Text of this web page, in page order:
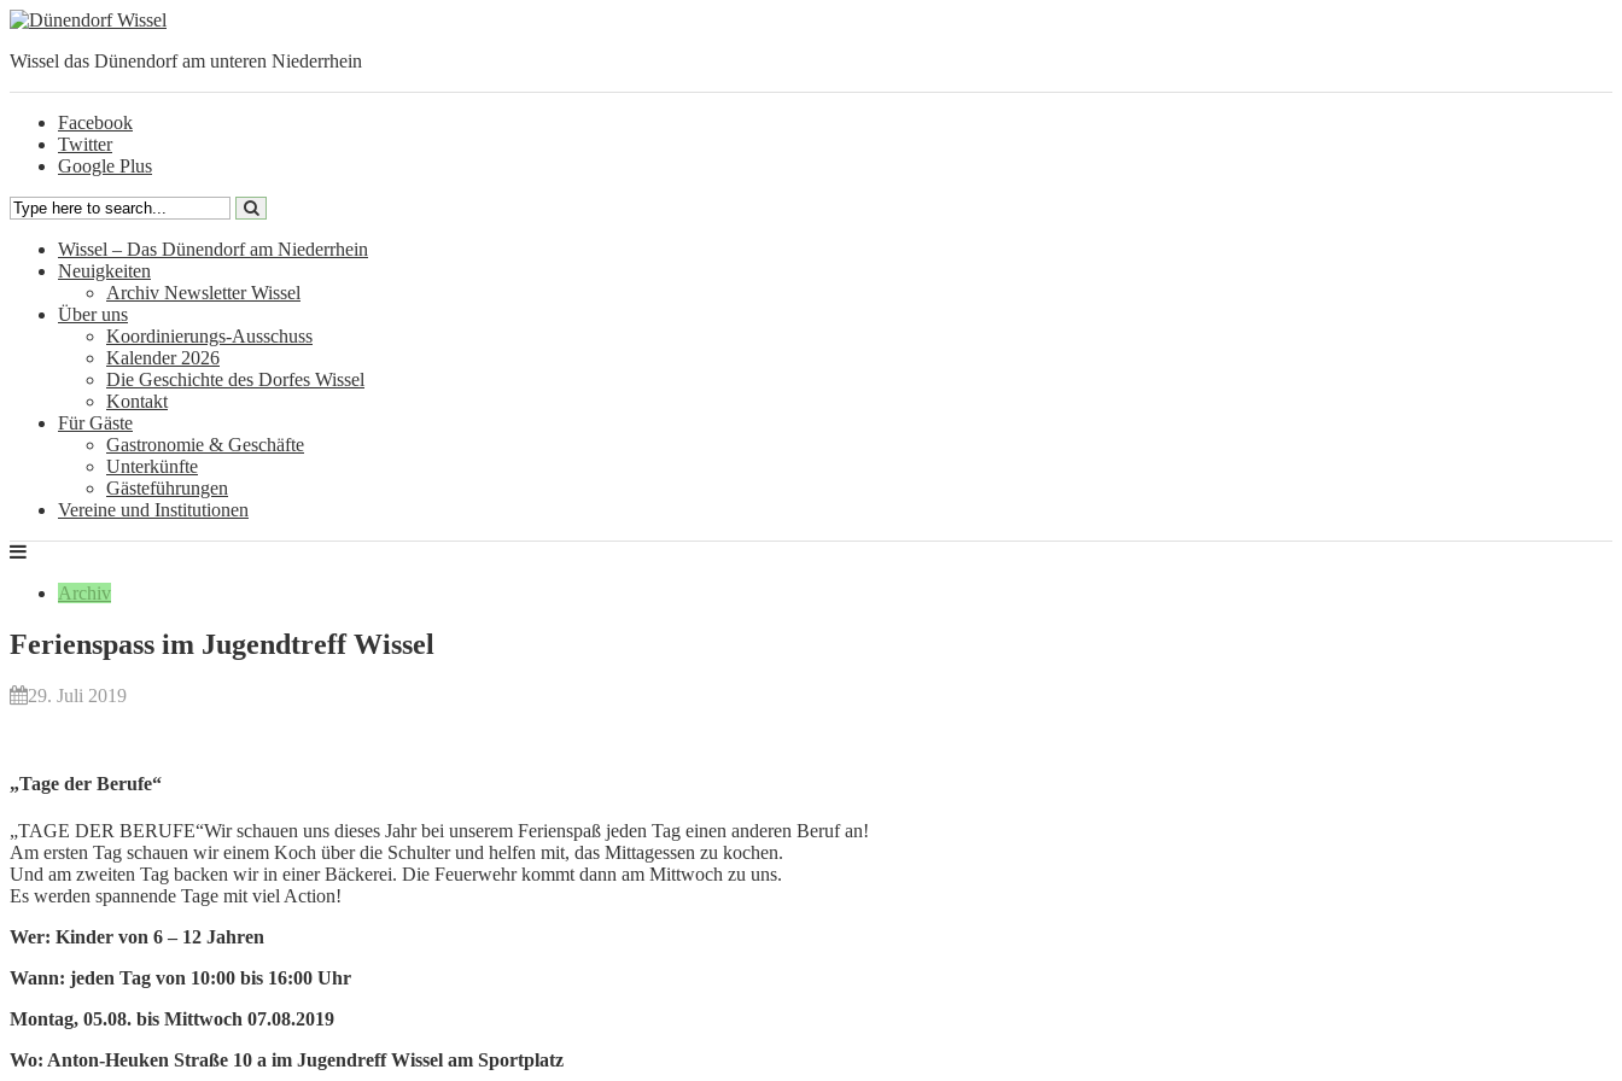
Wissel das Dünendorf am unteren Niederrhein
Facebook
Twitter
Google Plus
Wissel – Das Dünendorf am Niederrhein
Neuigkeiten
Archiv Newsletter Wissel
Über uns
Koordinierungs-Ausschuss
Kalender 2026
Die Geschichte des Dorfes Wissel
Kontakt
Für Gäste
Gastronomie & Geschäfte
Unterkünfte
Gästeführungen
Vereine und Institutionen
Archiv
Ferienspass im Jugendtreff Wissel
29. Juli 2019
„Tage der Berufe“
„TAGE DER BERUFE“Wir schauen uns dieses Jahr bei unserem Ferienspaß jeden Tag einen anderen Beruf an!
Am ersten Tag schauen wir einem Koch über die Schulter und helfen mit, das Mittagessen zu kochen.
Und am zweiten Tag backen wir in einer Bäckerei. Die Feuerwehr kommt dann am Mittwoch zu uns.
Es werden spannende Tage mit viel Action!
Wer: Kinder von 6 – 12 Jahren
Wann: jeden Tag von 10:00 bis 16:00 Uhr
Montag, 05.08. bis Mittwoch 07.08.2019
Wo: Anton-Heuken Straße 10 a im Jugendreff Wissel am Sportplatz